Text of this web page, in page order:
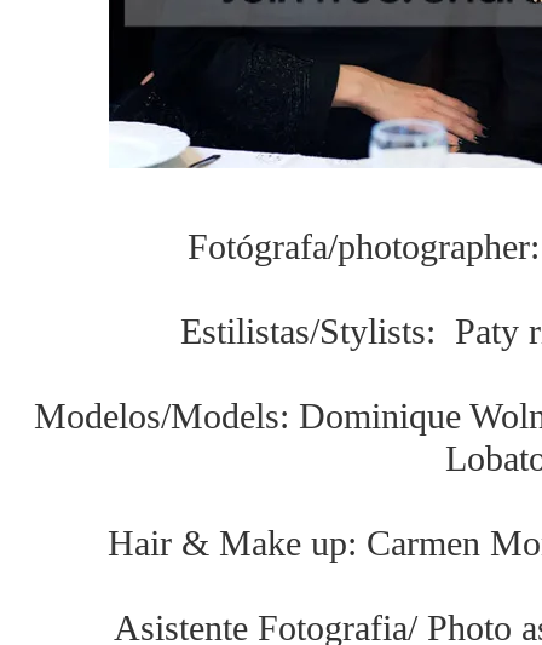
Fotógrafa/
Estilistas/Stylists: Paty
Modelos/Models: Dominique
Hair & Make up: Carmen
Asistente Fotografia/ Photo